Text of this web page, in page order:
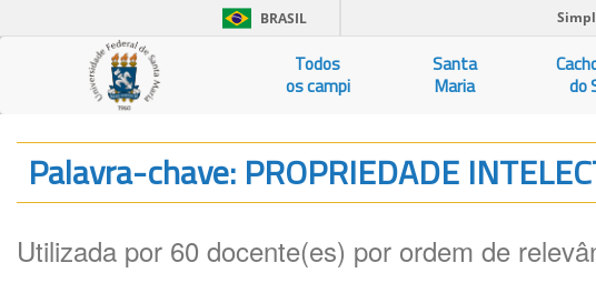
BRASIL
Todos
os campi
Santa
Maria
do
Palavra-chave: PROPRIEDADE
Utilizada por 60 docente(es) por ordem de